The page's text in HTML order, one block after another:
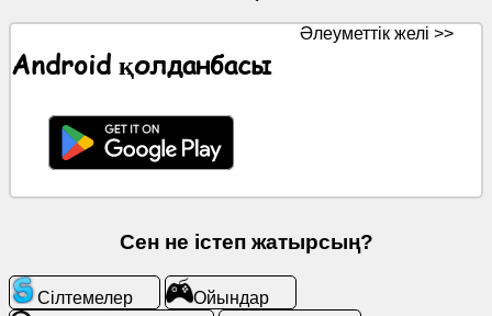
Контактілер
іздеу
Android қолданбасы
Әлеуметтік желі >>
Сен не істеп жатырсың?
Сілтемелер
Ойындар